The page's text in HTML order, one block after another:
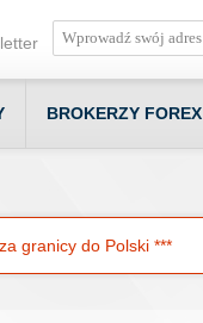
BROKERZY FOREX
granicy do Polski ***